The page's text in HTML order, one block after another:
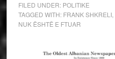
FILED UNDER: POLITIKE
TAGGED WITH: FRANK SHKRELI,
NUK ËSHTË E FTUAR